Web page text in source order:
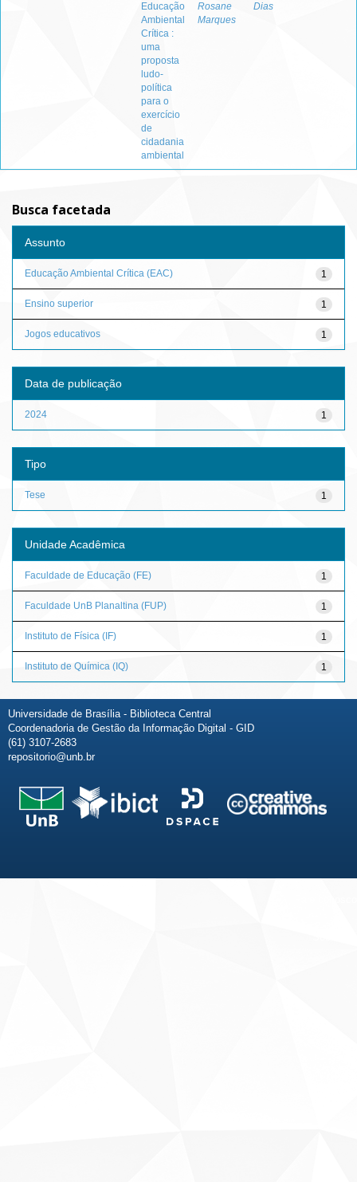
Educação
Ambiental
Crítica :
uma
proposta
ludo-
política
para o
exercício
de
cidadania
ambiental
Rosane
Marques
Dias
Busca facetada
Assunto
1
Educação Ambiental Crítica (EAC)
1
Ensino superior
1
Jogos educativos
Data de publicação
1
2024
Tipo
1
Tese
Unidade Acadêmica
1
Faculdade de Educação (FE)
1
Faculdade UnB Planaltina (FUP)
1
Instituto de Física (IF)
1
Instituto de Química (IQ)
Universidade de Brasília - Biblioteca Central
Coordenadoria de Gestão da Informação Digital - GID
(61) 3107-2683
repositorio@unb.br